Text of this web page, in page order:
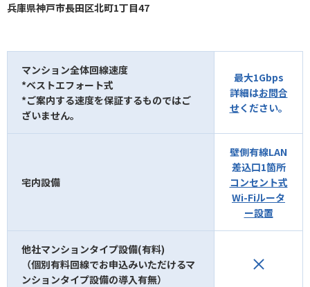
利用規約
お問合せ マンション検索
兵庫県神戸市長田区北町1丁目47
マンション全体回線速度
*ベストエフォート式
*ご案内する速度を保証するものではご
ざいません。
最大1Gbps
詳細はお問合
せください。
宅内設備
壁側有線LAN
差込口1箇所
コンセント式
Wi-Fiルータ
ー設置
他社マンションタイプ設備(有料)
（個別有料回線でお申込みいただけるマ
ンションタイプ設備の導入有無）